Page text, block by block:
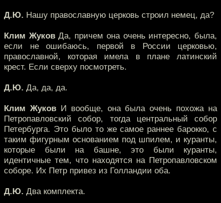
Д.Ю. Нашу православную церковь строил немец, да?
Клим ЖуковДа, причем она очень интересно, была,
если не ошибаюсь, первой в России церковью,
православной, которая имела в плане латинский
крест. Если сверху посмотреть.
Д.Ю. Да, да, да.
Клим ЖуковИ вообще, она была очень похожа на
Петропавловский собор, тогда центральный собор
Петербурга. Это было то же самое раннее барокко, с
таким фигурным основанием под шпилем, и куранты,
которые были на башне, это были куранты,
идентичные тем, что находятся на Петропавловском
соборе. Их Петр привез из Голландии оба.
Д.Ю. Два комплекта.